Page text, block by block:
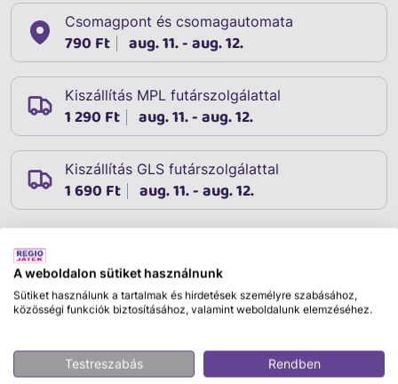
Csomagpont és csomagautomata
790 Ft aug. 11. - aug. 12.
Kiszállítás MPL futárszolgálattal
1 290 Ft aug. 11. - aug. 12.
Kiszállítás GLS futárszolgálattal
1 690 Ft aug. 11. - aug. 12.
Leírás
MB Sprinter tűzoltóautó létrával, vízpumpával és L +S
A kisebb tűzoltóautókat egyre gyakrabban használják a
A weboldalon sütiket használnunk
Sütiket használunk a tartalmak és hirdetések személyre szabásához,
közösségi funkciók biztosításához, valamint weboldalunk elemzéséhez.
Testreszabás Rendben